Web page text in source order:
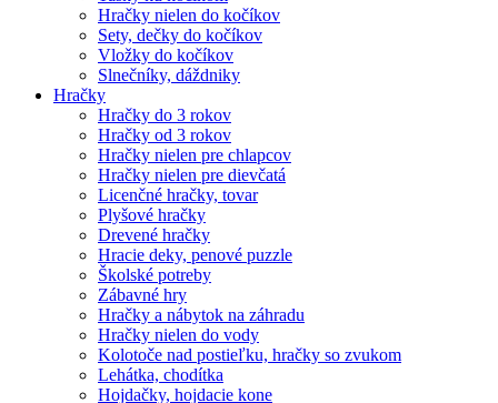
Hračky nielen do kočíkov
Sety, dečky do kočíkov
Vložky do kočíkov
Slnečníky, dáždniky
Hračky
Hračky do 3 rokov
Hračky od 3 rokov
Hračky nielen pre chlapcov
Hračky nielen pre dievčatá
Licenčné hračky, tovar
Plyšové hračky
Drevené hračky
Hracie deky, penové puzzle
Školské potreby
Zábavné hry
Hračky a nábytok na záhradu
Hračky nielen do vody
Kolotoče nad postieľku, hračky so zvukom
Lehátka, chodítka
Hojdačky, hojdacie kone